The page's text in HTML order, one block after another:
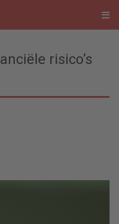
risico’s